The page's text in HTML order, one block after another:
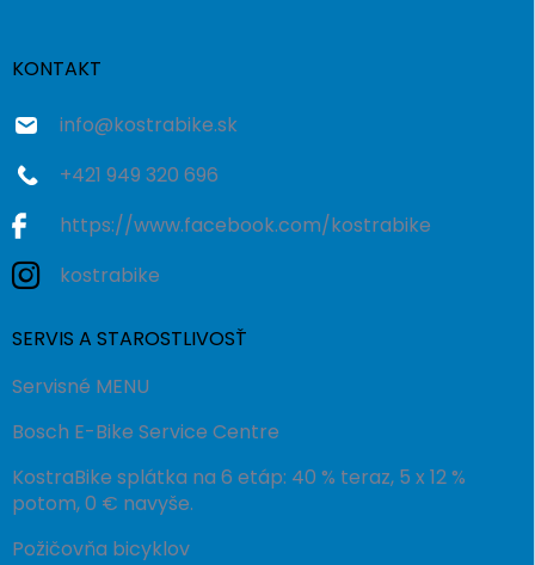
KONTAKT
info@kostrabike.sk
+421 949 320 696
https://www.facebook.com/kostrabike
kostrabike
SERVIS A STAROSTLIVOSŤ
Servisné MENU
Bosch E-Bike Service Centre
KostraBike splátka na 6 etáp: 40 % teraz, 5 x 12 %
potom, 0 € navyše.
Požičovňa bicyklov